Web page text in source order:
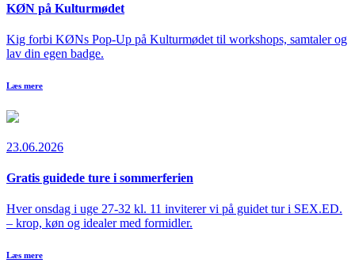
KØN på Kulturmødet
Kig forbi KØNs Pop-Up på Kulturmødet til workshops, samtaler og
lav din egen badge.
Læs mere
23.06.2026
Gratis guidede ture i sommerferien
Hver onsdag i uge 27-32 kl. 11 inviterer vi på guidet tur i SEX.ED.
– krop, køn og idealer med formidler.
Læs mere